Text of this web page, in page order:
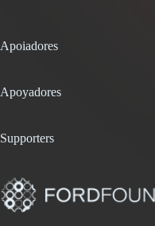
Apoiadores
Apoyadores
Supporters